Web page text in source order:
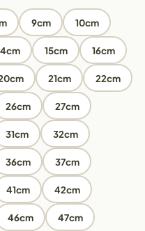
9cm 10cm
15cm 16cm
21cm 22cm
26cm 27cm
31cm 32cm
36cm 37cm
41cm 42cm
46cm 47cm